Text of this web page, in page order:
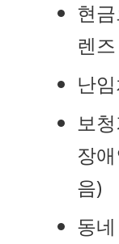
현
렌
난
보
장
음)
동